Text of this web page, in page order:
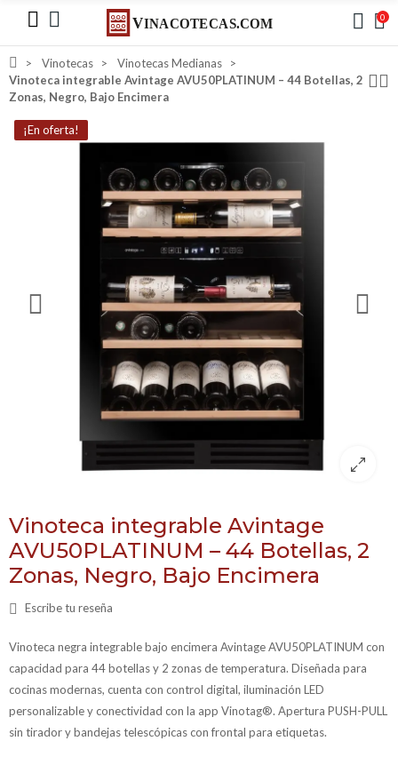
0
Vinotecas
Vinotecas Medianas
Vinoteca integrable Avintage AVU50PLATINUM – 44 Botellas, 2
Zonas, Negro, Bajo Encimera
¡En oferta!
Vinoteca integrable Avintage
AVU50PLATINUM – 44 Botellas, 2
Zonas, Negro, Bajo Encimera
Escribe tu reseña
Vinoteca negra integrable bajo encimera Avintage AVU50PLATINUM con
capacidad para 44 botellas y 2 zonas de temperatura. Diseñada para
cocinas modernas, cuenta con control digital, iluminación LED
personalizable y conectividad con la app Vinotag®. Apertura PUSH-PULL
sin tirador y bandejas telescópicas con frontal para etiquetas.